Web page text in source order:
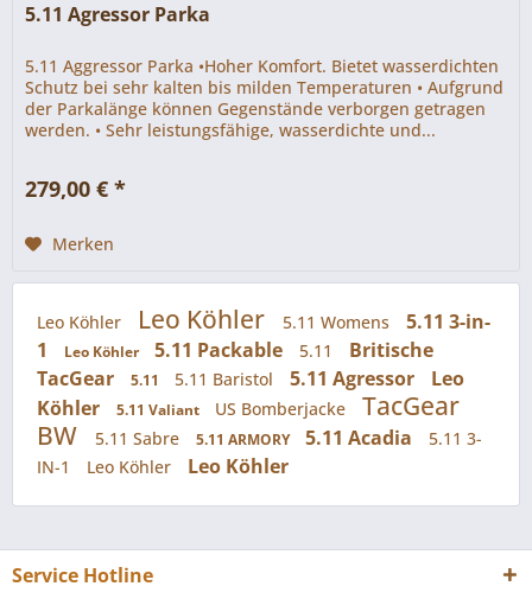
5.11 Agressor Parka
5.11 Aggressor Parka •Hoher Komfort. Bietet wasserdichten
Schutz bei sehr kalten bis milden Temperaturen • Aufgrund
der Parkalänge können Gegenstände verborgen getragen
werden. • Sehr leistungsfähige, wasserdichte und...
279,00 € *
Merken
Leo Köhler Leo Köhler 5.11 Womens
5.11 3-in-
1
Leo Köhler 5.11 Packable 5.11
Britische
TacGear
5.11 5.11 Baristol 5.11 Agressor
Leo
Köhler
5.11 Valiant US Bomberjacke
TacGear
BW
5.11 Sabre 5.11 ARMORY 5.11 Acadia
5.11 3-
IN-1
Leo Köhler Leo Köhler
Service Hotline